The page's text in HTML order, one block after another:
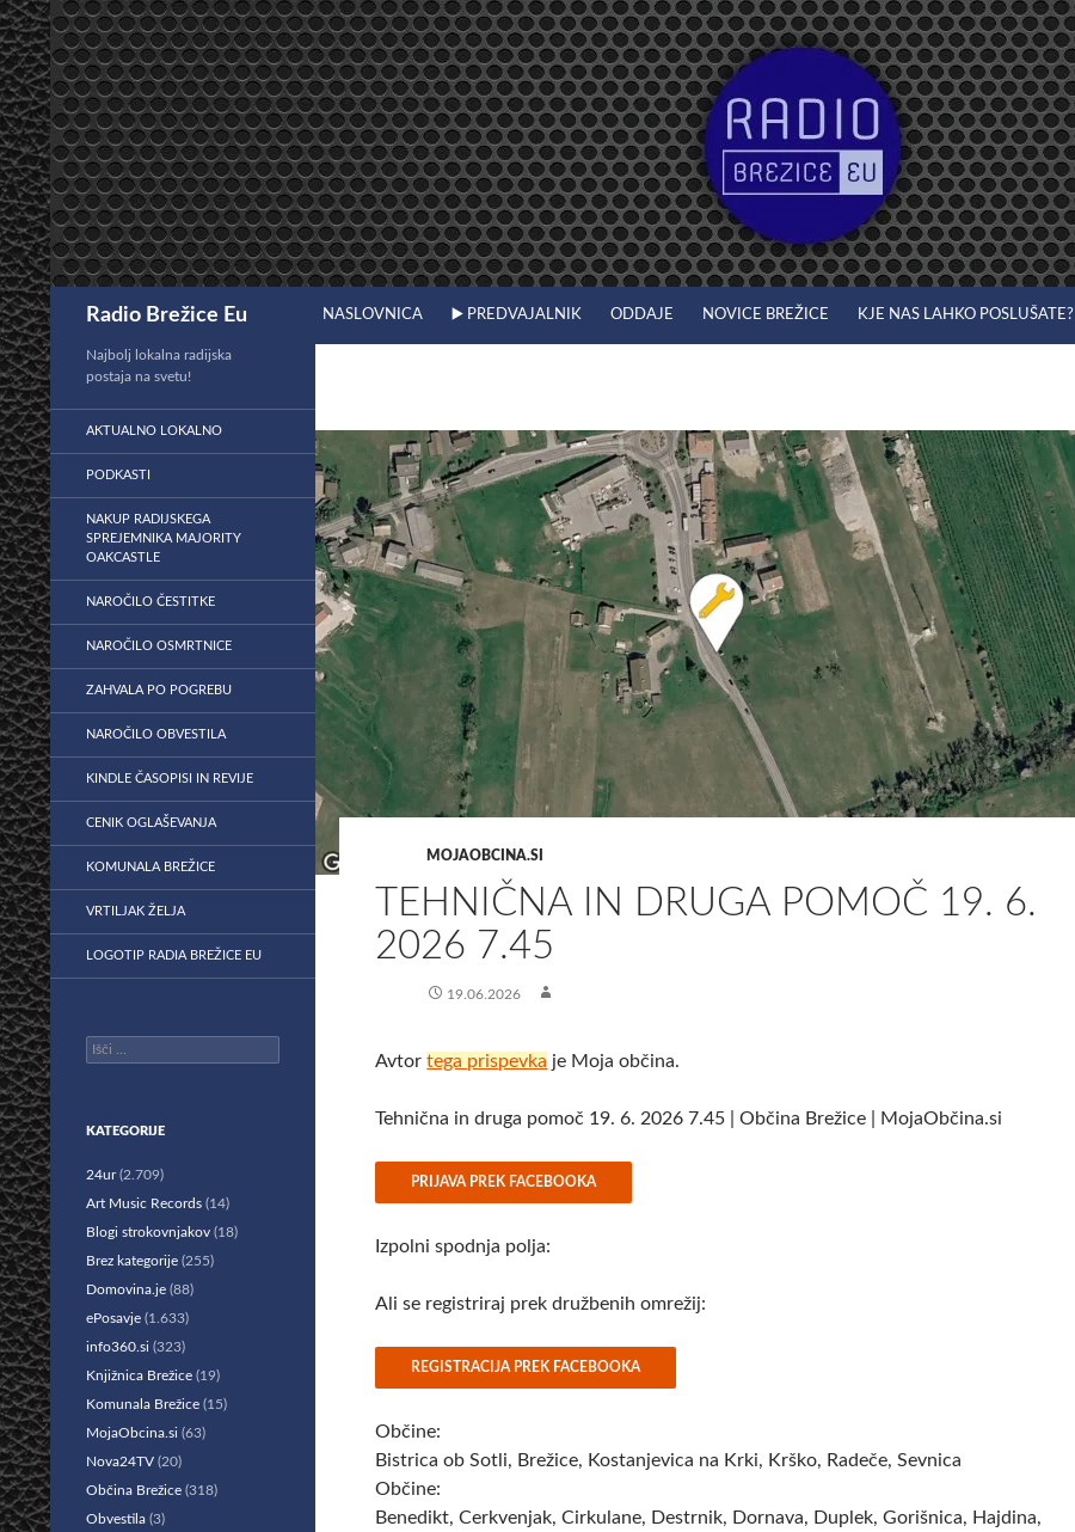
Preskoči
na
vsebino
Radio Brežice Eu NASLOVNICA ▶️ PREDVAJALNIK ODDAJE NOVICE BREŽICE KJE NAS LAHKO POSLUŠATE?
MOJAOBCINA.SI
TEHNIČNA IN DRUGA POMOČ 19. 6.
2026 7.45
19.06.2026
Avtortega prispevka je Moja občina.
Tehnična in druga pomoč 19. 6. 2026 7.45 | Občina Brežice | MojaObčina.si
Preskoči
na
PRIJAVA PREK FACEBOOKA
Izpolni spodnja polja:
Ali se registriraj prek družbenih omrežij:
REGISTRACIJA PREK FACEBOOKA
Občine:
Bistrica ob Sotli, Brežice, Kostanjevica na Krki, Krško, Radeče, Sevnica
Občine:
Benedikt, Cerkvenjak, Cirkulane, Destrnik, Dornava, Duplek, Gorišnica, Hajdina,
Najbolj lokalna radijska
postaja na svetu!
AKTUALNO LOKALNO
PODKASTI
NAKUP RADIJSKEGA
SPREJEMNIKA MAJORITY
OAKCASTLE
NAROČILO ČESTITKE
NAROČILO OSMRTNICE
ZAHVALA PO POGREBU
NAROČILO OBVESTILA
KINDLE ČASOPISI IN REVIJE
CENIK OGLAŠEVANJA
KOMUNALA BREŽICE
VRTILJAK ŽELJA
LOGOTIP RADIA BREŽICE EU
Išči:
KATEGORIJE
24ur(2.709)
Art Music Records (14)
Blogi strokovnjakov (18)
Brez kategorije (255)
Domovina.je (88)
ePosavje (1.633)
info360.si (323)
Knjižnica Brežice (19)
Komunala Brežice (15)
MojaObcina.si (63)
Nova24TV (20)
Občina Brežice (318)
Obvestila (3)